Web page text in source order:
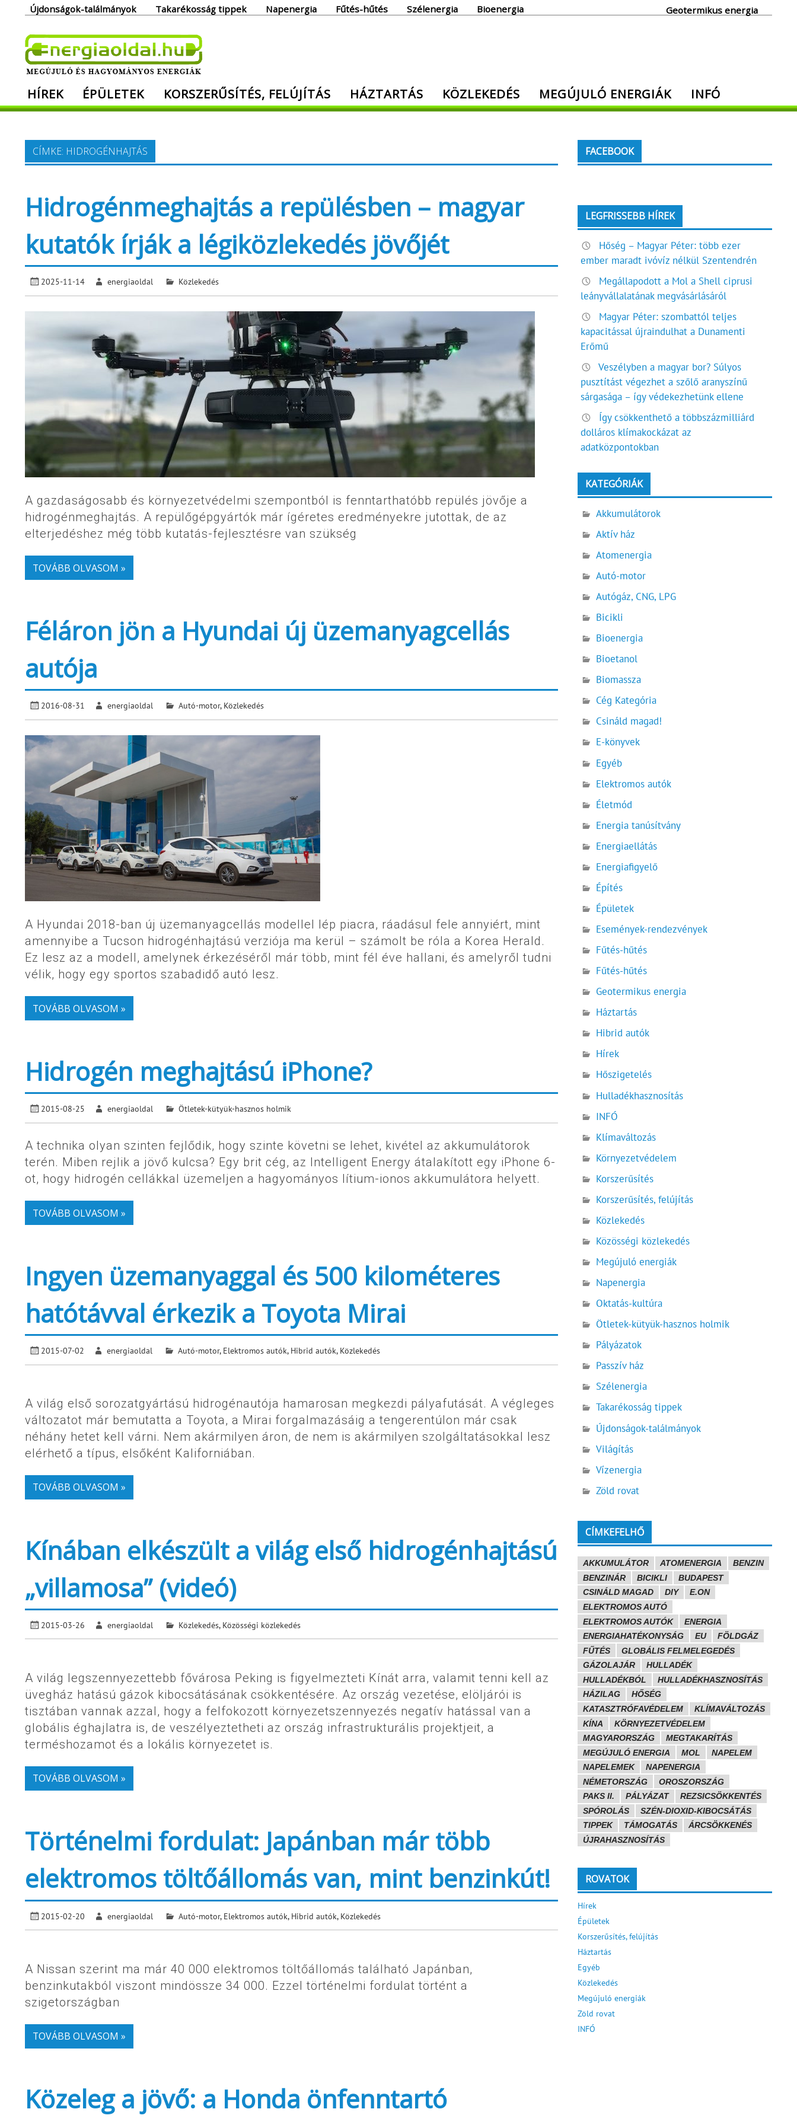
Újdonságok-találmányok Takarékosság tippek Napenergia Fűtés-hűtés Szélenergia Bioenergia Geotermikus energia
Megújuló és hagyományos energiák. Minden, ami energia!
HÍREK ÉPÜLETEK KORSZERŰSÍTÉS, FELÚJÍTÁS HÁZTARTÁS KÖZLEKEDÉS MEGÚJULÓ ENERGIÁK INFÓ
CÍMKE: HIDROGÉNHAJTÁS
Hidrogénmeghajtás a repülésben – magyar
kutatók írják a légiközlekedés jövőjét
2025-11-14 energiaoldal Közlekedés
A gazdaságosabb és környezetvédelmi szempontból is fenntarthatóbb repülés jövője a
hidrogénmeghajtás. A repülőgépgyártók már ígéretes eredményekre jutottak, de az
elterjedéshez még több kutatás-fejlesztésre van szükség
TOVÁBB OLVASOM »
Féláron jön a Hyundai új üzemanyagcellás
autója
2016-08-31 energiaoldal Autó-motor, Közlekedés
A Hyundai 2018-ban új üzemanyagcellás modellel lép piacra, ráadásul fele annyiért, mint
amennyibe a Tucson hidrogénhajtású verziója ma kerül – számolt be róla a Korea Herald.
Ez lesz az a modell, amelynek érkezéséről már több, mint fél éve hallani, és amelyről tudni
vélik, hogy egy sportos szabadidő autó lesz.
TOVÁBB OLVASOM »
Hidrogén meghajtású iPhone?
2015-08-25 energiaoldal Ötletek-kütyük-hasznos holmik
A technika olyan szinten fejlődik, hogy szinte követni se lehet, kivétel az akkumulátorok
terén. Miben rejlik a jövő kulcsa? Egy brit cég, az Intelligent Energy átalakított egy iPhone 6-
ot, hogy hidrogén cellákkal üzemeljen a hagyományos lítium-ionos akkumulátora helyett.
TOVÁBB OLVASOM »
Ingyen üzemanyaggal és 500 kilométeres
hatótávval érkezik a Toyota Mirai
2015-07-02 energiaoldal Autó-motor, Elektromos autók, Hibrid autók, Közlekedés
A világ első sorozatgyártású hidrogénautója hamarosan megkezdi pályafutását. A végleges
változatot már bemutatta a Toyota, a Mirai forgalmazásáig a tengerentúlon már csak
néhány hetet kell várni. Nem akármilyen áron, de nem is akármilyen szolgáltatásokkal lesz
elérhető a típus, elsőként Kaliforniában.
TOVÁBB OLVASOM »
Kínában elkészült a világ első hidrogénhajtású
„villamosa” (videó)
2015-03-26 energiaoldal Közlekedés, Közösségi közlekedés
A világ legszennyezettebb fővárosa Peking is figyelmezteti Kínát arra, valamit tenni kell az
üvegház hatású gázok kibocsátásának csökkentésére. Az ország vezetése, elöljárói is
tisztában vannak azzal, hogy a felfokozott környezetszennyezés negatív hatással van a
globális éghajlatra is, de veszélyeztetheti az ország infrastrukturális projektjeit, a
terméshozamot és a lokális környezetet is.
TOVÁBB OLVASOM »
Történelmi fordulat: Japánban már több
elektromos töltőállomás van, mint benzinkút!
2015-02-20 energiaoldal Autó-motor, Elektromos autók, Hibrid autók, Közlekedés
A Nissan szerint ma már 40 000 elektromos töltőállomás található Japánban,
benzinkutakból viszont mindössze 34 000. Ezzel történelmi fordulat történt a
szigetországban
TOVÁBB OLVASOM »
Közeleg a jövő: a Honda önfenntartó
FACEBOOK
LEGFRISSEBB HÍREK
Hőség – Magyar Péter: több ezer
ember maradt ivóvíz nélkül Szentendrén
Megállapodott a Mol a Shell ciprusi
leányvállalatának megvásárlásáról
Magyar Péter: szombattól teljes
kapacitással újraindulhat a Dunamenti
Erőmű
Veszélyben a magyar bor? Súlyos
pusztítást végezhet a szőlő aranyszínű
sárgasága – így védekezhetünk ellene
Így csökkenthető a többszázmilliárd
dolláros klímakockázat az
adatközpontokban
KATEGÓRIÁK
Akkumulátorok
Aktív ház
Atomenergia
Autó-motor
Autógáz, CNG, LPG
Bicikli
Bioenergia
Bioetanol
Biomassza
Cég Kategória
Csináld magad!
E-könyvek
Egyéb
Elektromos autók
Életmód
Energia tanúsítvány
Energiaellátás
Energiafigyelő
Építés
Épületek
Események-rendezvények
Fűtés-hűtés
Fűtés-hűtés
Geotermikus energia
Háztartás
Hibrid autók
Hírek
Hőszigetelés
Hulladékhasznosítás
INFÓ
Klímaváltozás
Környezetvédelem
Korszerűsítés
Korszerűsítés, felújítás
Közlekedés
Közösségi közlekedés
Megújuló energiák
Napenergia
Oktatás-kultúra
Ötletek-kütyük-hasznos holmik
Pályázatok
Passzív ház
Szélenergia
Takarékosság tippek
Újdonságok-találmányok
Világítás
Vízenergia
Zöld rovat
CÍMKEFELHŐ
AKKUMULÁTOR ATOMENERGIA
BENZIN
BENZINÁR
BICIKLI
BUDAPEST
CSINÁLD MAGAD
DIY
E.ON
ELEKTROMOS AUTÓ
ELEKTROMOS AUTÓK
ENERGIA
ENERGIAHATÉKONYSÁG
EU
FÖLDGÁZ
FŰTÉS
GLOBÁLIS FELMELEGEDÉS
GÁZOLAJÁR
HULLADÉK
HULLADÉKBÓL
HULLADÉKHASZNOSÍTÁS
HÁZILAG
HŐSÉG
KATASZTRÓFAVÉDELEM
KLÍMAVÁLTOZÁS
KÍNA
KÖRNYEZETVÉDELEM
MAGYARORSZÁG
MEGTAKARÍTÁS
MEGÚJULÓ ENERGIA
MOL
NAPELEM
NAPELEMEK
NAPENERGIA
NÉMETORSZÁG
OROSZORSZÁG
PAKS II.
PÁLYÁZAT
REZSICSÖKKENTÉS
SPÓROLÁS
SZÉN-DIOXID-KIBOCSÁTÁS
TIPPEK
TÁMOGATÁS
ÁRCSÖKKENÉS
ÚJRAHASZNOSÍTÁS
ROVATOK
Hírek
Épületek
Korszerűsítés, felújítás
Háztartás
Egyéb
Közlekedés
Megújuló energiák
Zöld rovat
INFÓ